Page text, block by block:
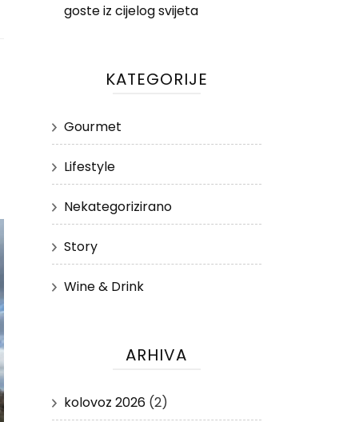
goste iz cijelog svijeta
KATEGORIJE
Gourmet
Lifestyle
Nekategorizirano
Story
Wine & Drink
ARHIVA
kolovoz 2026(2)